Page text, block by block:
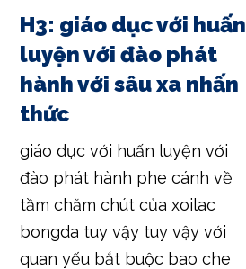
H3: giáo dục với huấn
luyện với đào phát
hành với sâu xa nhấn
thức
giáo dục với huấn luyện với
đào phát hành phe cánh về
tầm chăm chút của xoilac
bongda tuy vậy tuy vậy với
quan yếu bắt buộc bao che